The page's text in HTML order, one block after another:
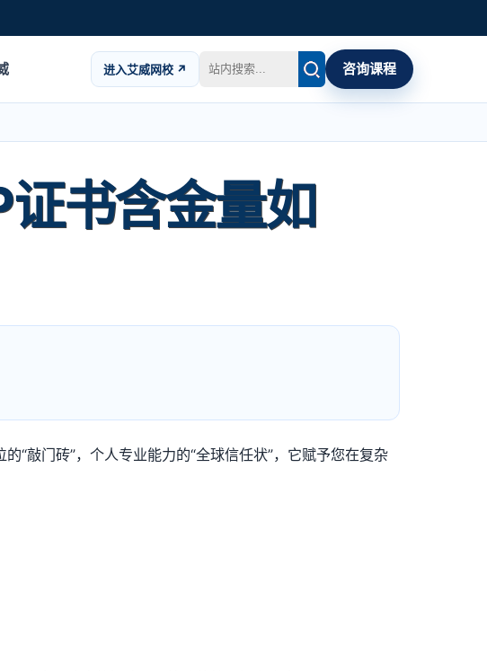
进入艾威网校 ↗ 咨询课程
书含金量如
“敲门砖”，个人专业能力的“全球信任状”，它赋予您在复杂